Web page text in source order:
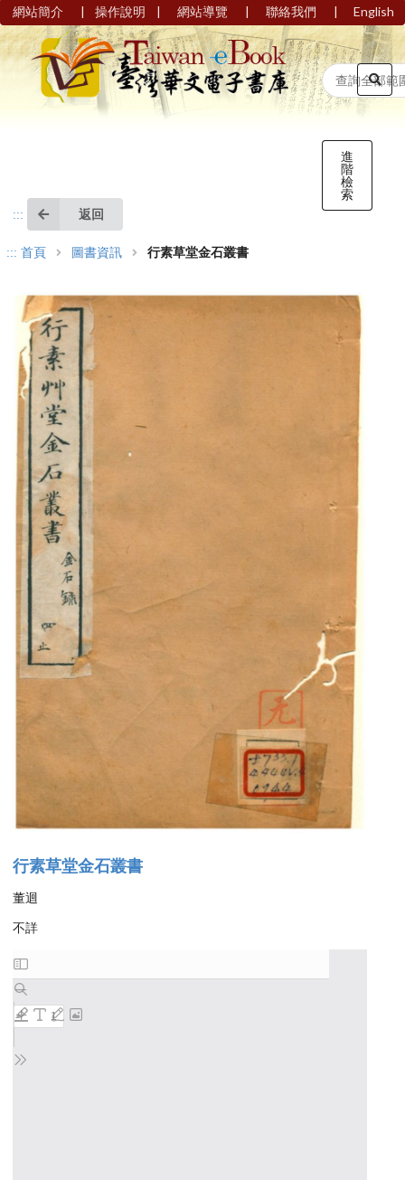
網站簡介 | 操作說明 | 網站導覽 | 聯絡我們 | English
進
階
檢
索
::: 返回
::: 首頁 圖書資訊 行素草堂金石叢書
行素草堂金石叢書
董迴
不詳